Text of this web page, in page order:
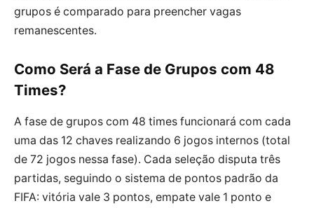
grupos é comparado para preencher vagas
remanescentes.
Como Será a Fase de Grupos com 48
Times?
A fase de grupos com 48 times funcionará com cada
uma das 12 chaves realizando 6 jogos internos (total
de 72 jogos nessa fase). Cada seleção disputa três
partidas, seguindo o sistema de pontos padrão da
FIFA: vitória vale 3 pontos, empate vale 1 ponto e